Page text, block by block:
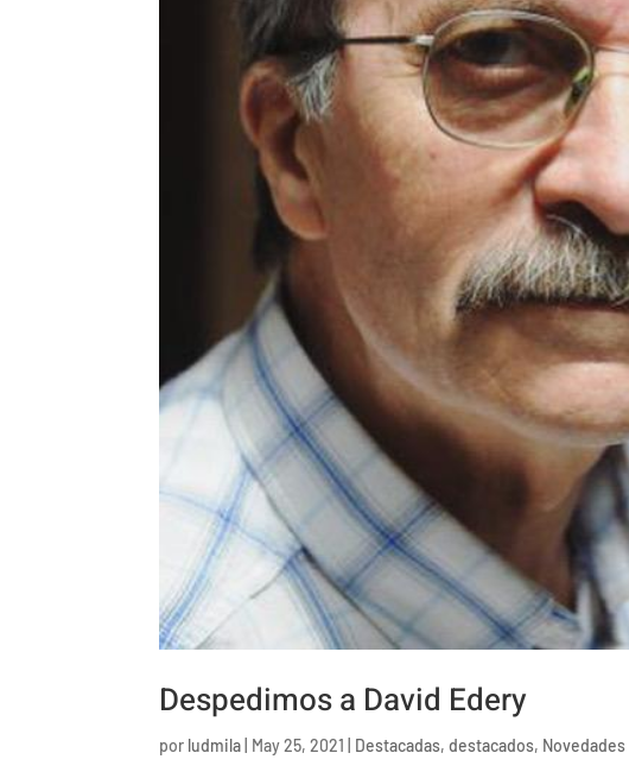
Despedimos a David Edery
por ludmila May 25, 2021 Destacadas,destacados, Novedades